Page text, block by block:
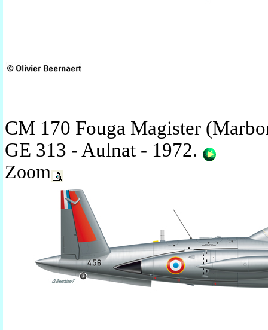
CM 170 Fouga Magister
GE 313 - Aulnat - 1972.
Zoom